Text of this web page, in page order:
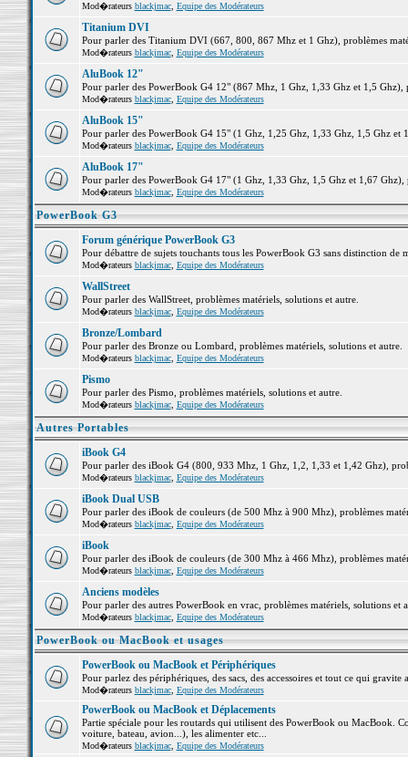
Mod�rateurs blackjmac, Equipe des Modérateurs
Titanium DVI
Pour parler des Titanium DVI (667, 800, 867 Mhz et 1 Ghz), problèmes
Mod�rateurs blackjmac, Equipe des Modérateurs
AluBook 12"
Pour parler des PowerBook G4 12" (867 Mhz, 1 Ghz, 1,33 Ghz et 1,5 Ghz),
Mod�rateurs blackjmac, Equipe des Modérateurs
AluBook 15"
Pour parler des PowerBook G4 15" (1 Ghz, 1,25 Ghz, 1,33 Ghz, 1,5 Ghz et
Mod�rateurs blackjmac, Equipe des Modérateurs
AluBook 17"
Pour parler des PowerBook G4 17" (1 Ghz, 1,33 Ghz, 1,5 Ghz et 1,67 Ghz),
Mod�rateurs blackjmac, Equipe des Modérateurs
PowerBook G3
Forum générique PowerBook G3
Pour débattre de sujets touchants tous les PowerBook G3 sans distinction de
Mod�rateurs blackjmac, Equipe des Modérateurs
WallStreet
Pour parler des WallStreet, problèmes matériels, solutions et autre.
Mod�rateurs blackjmac, Equipe des Modérateurs
Bronze/Lombard
Pour parler des Bronze ou Lombard, problèmes matériels, solutions et autre.
Mod�rateurs blackjmac, Equipe des Modérateurs
Pismo
Pour parler des Pismo, problèmes matériels, solutions et autre.
Mod�rateurs blackjmac, Equipe des Modérateurs
Autres Portables
iBook G4
Pour parler des iBook G4 (800, 933 Mhz, 1 Ghz, 1,2, 1,33 et 1,42 Ghz),
Mod�rateurs blackjmac, Equipe des Modérateurs
iBook Dual USB
Pour parler des iBook de couleurs (de 500 Mhz à 900 Mhz), problèmes
Mod�rateurs blackjmac, Equipe des Modérateurs
iBook
Pour parler des iBook de couleurs (de 300 Mhz à 466 Mhz), problèmes
Mod�rateurs blackjmac, Equipe des Modérateurs
Anciens modèles
Pour parler des autres PowerBook en vrac, problèmes matériels, solutions et
Mod�rateurs blackjmac, Equipe des Modérateurs
PowerBook ou MacBook et usages
PowerBook ou MacBook et Périphériques
Pour parlez des périphériques, des sacs, des accessoires et tout ce qui
Mod�rateurs blackjmac, Equipe des Modérateurs
PowerBook ou MacBook et Déplacements
Partie spéciale pour les routards qui utilisent des PowerBook ou MacBook.
voiture, bateau, avion...), les alimenter etc...
Mod�rateurs blackjmac, Equipe des Modérateurs